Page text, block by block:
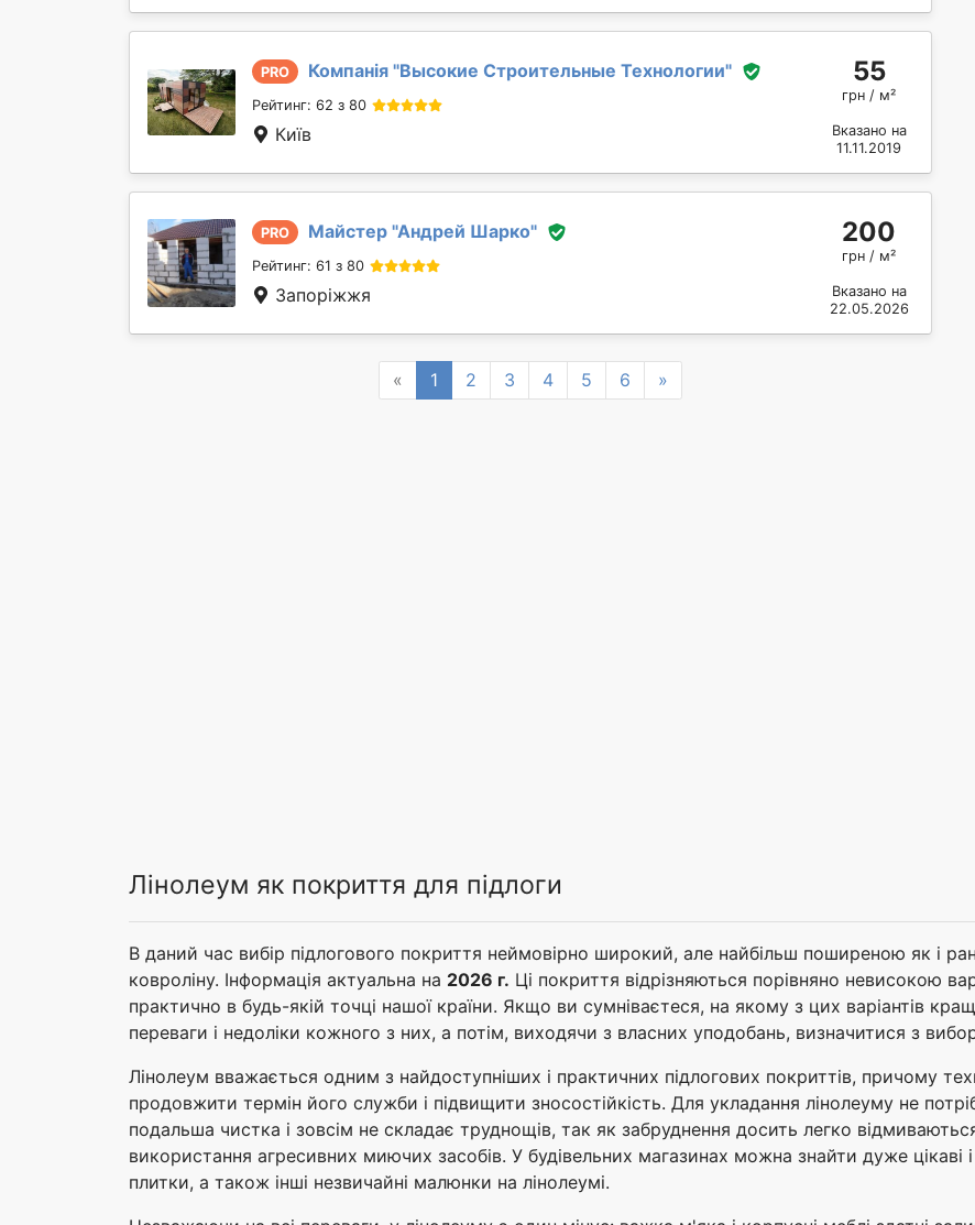
PRO Компанія "Высокие Строительные Технологии"
Рейтинг: 62 з 80
Київ
55
грн / м²
Вказано на
11.11.2019
PRO Майстер "Андрей Шарко"
Рейтинг: 61 з 80
Запоріжжя
200
грн / м²
Вказано на
22.05.2026
« Previous
1 2 3 4 5 6 »
Лінолеум як покриття для підлоги
В даний час вибір підлогового покриття неймовірно широкий, але найбільш поширеною як і
ковроліну. Інформація актуальна на 2026 г. Ці покриття відрізняються порівняно невисокою
практично в будь-якій точці нашої країни. Якщо ви сумніваєтеся, на якому з цих варіантів
переваги і недоліки кожного з них, а потім, виходячи з власних уподобань, визначитися з
Лінолеум вважається одним з найдоступніших і практичних підлогових покриттів, причому
продовжити термін його служби і підвищити зносостійкість. Для укладання лінолеуму не
подальша чистка і зовсім не складає труднощів, так як забруднення досить легко
використання агресивних миючих засобів. У будівельних магазинах можна знайти дуже цікаві і
плитки, а також інші незвичайні малюнки на лінолеумі.